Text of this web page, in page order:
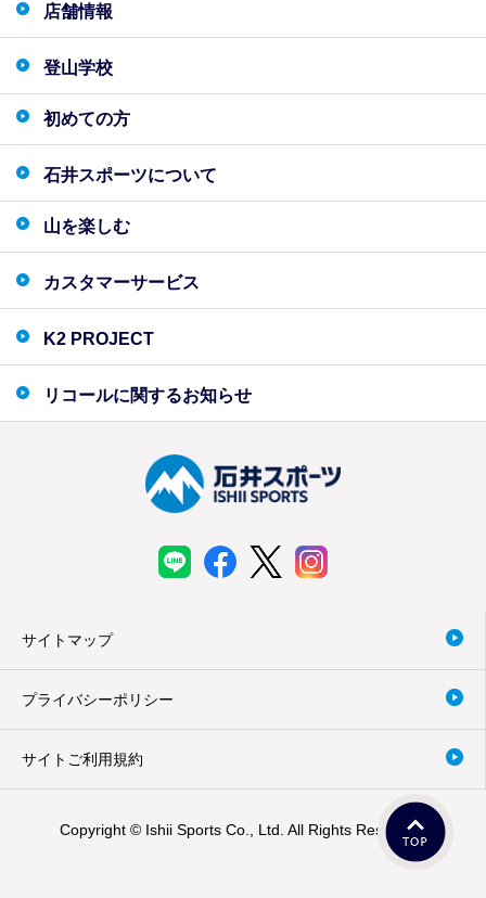
店舗情報
登山学校
初めての方
石井スポーツについて
山を楽しむ
カスタマーサービス
K2 PROJECT
リコールに関するお知らせ
サイトマップ
プライバシーポリシー
サイトご利用規約
Copyright © Ishii Sports Co., Ltd. All Rights Reserved.